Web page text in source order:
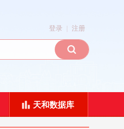
登录 | 注册
天和数据库